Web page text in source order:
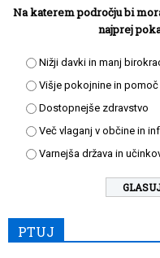
Na katerem področju bi
najprej
Nižji davki in manj
Višje pokojnine in pomoč
Dostopnejše zdravstvo
Več vlaganj v občine in
Varnejša država in
PTUJ